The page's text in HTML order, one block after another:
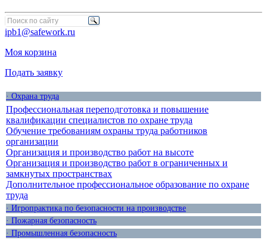
ipb1@safework.ru
Моя корзина
Подать заявку
· Охрана труда
Профессиональная переподготовка и повышение
квалификации специалистов по охране труда
Обучение требованиям охраны труда работников
организации
Организация и производство работ на высоте
Организация и производство работ в ограниченных и
замкнутых пространствах
Дополнительное профессиональное образование по охране
труда
· Игропрактика по безопасности на производстве
· Пожарная безопасность
· Промышленная безопасность